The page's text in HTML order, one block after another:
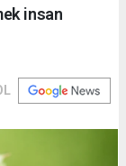
insan